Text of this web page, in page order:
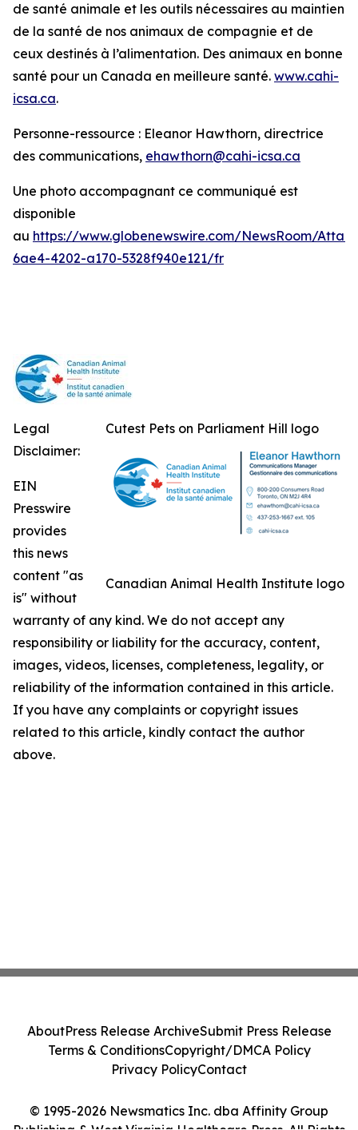
de santé animale et les outils nécessaires au maintien
de la santé de nos animaux de compagnie et de
ceux destinés à l’alimentation. Des animaux en bonne
santé pour un Canada en meilleure santé. www.cahi-
icsa.ca.
Personne-ressource : Eleanor Hawthorn, directrice
des communications, ehawthorn@cahi-icsa.ca
Une photo accompagnant ce communiqué est
disponible
au https://www.globenewswire.com/NewsRoom/
6ae4-4202-a170-5328f940e121/fr
Cutest Pets on Parliament Hill logo
Canadian Animal Health Institute logo
Legal
Disclaimer:
EIN
Presswire
provides
this news
content "as
is" without
warranty of any kind. We do not accept any
responsibility or liability for the accuracy, content,
images, videos, licenses, completeness, legality, or
reliability of the information contained in this article.
If you have any complaints or copyright issues
related to this article, kindly contact the author
above.
© 1995-2026 Newsmatics Inc. dba Affinity Group
AboutPress Release ArchiveSubmit Press Release
Terms & ConditionsCopyright/DMCA Policy
Privacy PolicyContact